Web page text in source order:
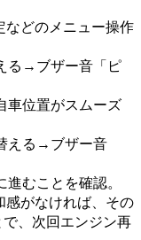
どのメニュー操作
る→ブザー音「ピ
車位置がスムーズ
える→ブザー音
むことを確認。
がなければ、その
、次回エンジン再